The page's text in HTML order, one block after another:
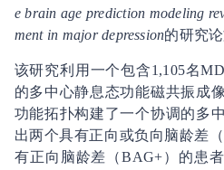
e brain age prediction modeling
ment in major depression的研究论
该研究利用一个包含1,105名
的多中心静息态功能磁共振成
功能拓扑构建了一个协调的多
出两个具有正向或负向脑龄差
有正向脑龄差（BAG+）的患